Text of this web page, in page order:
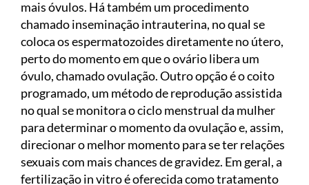
mais óvulos. Há também um procedimento
chamado inseminação intrauterina, no qual se
coloca os espermatozoides diretamente no útero,
perto do momento em que o ovário libera um
óvulo, chamado ovulação. Outro opção é o coito
programado, um método de reprodução assistida
no qual se monitora o ciclo menstrual da mulher
para determinar o momento da ovulação e, assim,
direcionar o melhor momento para se ter relações
sexuais com mais chances de gravidez. Em geral, a
fertilização in vitro é oferecida como tratamento